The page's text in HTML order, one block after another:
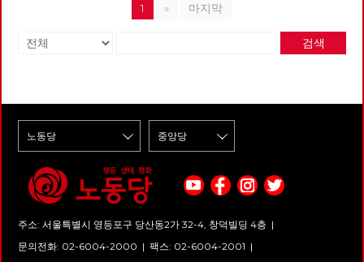
1 » 마지막
검색
주소: 서울특별시 영등포구 당산동2가 32-4, 창덕빌딩 4층 |
문의전화: 02-6004-2000 | 팩스: 02-6004-2001 |